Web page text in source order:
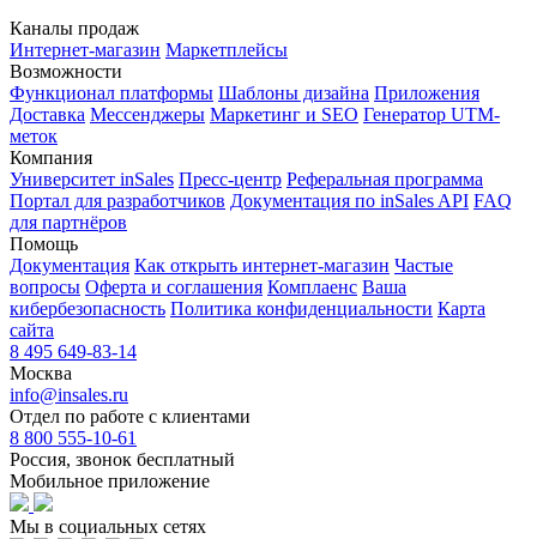
Каналы продаж
Интернет-магазин Маркетплейсы
Возможности
Функционал платформы Шаблоны дизайна Приложения
Доставка Мессенджеры Маркетинг и SEO Генератор UTM-
меток
Компания
Университет inSales Пресс-центр Реферальная программа
Портал для разработчиков Документация по inSales API FAQ
для партнёров
Помощь
Документация Как открыть интернет-магазин Частые
вопросы Оферта и соглашения Комплаенс Ваша
кибербезопасность Политика конфиденциальности Карта
сайта
8 495 649-83-14
Москва
info@insales.ru
Отдел по работе с клиентами
8 800 555-10-61
Россия, звонок бесплатный
Мобильное приложение
Мы в социальных сетях